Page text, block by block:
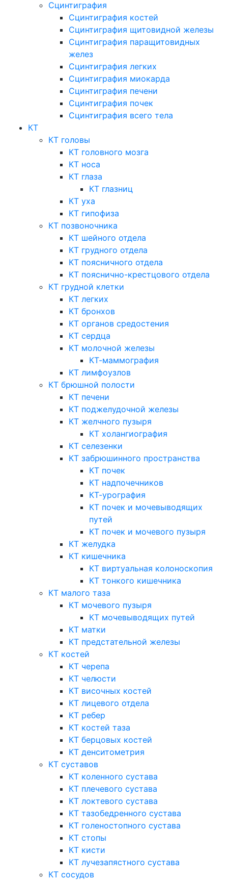
Сцинтиграфия
Сцинтиграфия костей
Сцинтиграфия щитовидной железы
Сцинтиграфия паращитовидных
желез
Сцинтиграфия легких
Сцинтиграфия миокарда
Сцинтиграфия печени
Сцинтиграфия почек
Сцинтиграфия всего тела
КТ
КТ головы
КТ головного мозга
КТ носа
КТ глаза
КТ глазниц
КТ уха
КТ гипофиза
КТ позвоночника
КТ шейного отдела
КТ грудного отдела
КТ поясничного отдела
КТ пояснично-крестцового отдела
КТ грудной клетки
КТ легких
КТ бронхов
КТ органов средостения
КТ сердца
КТ молочной железы
КТ-маммография
КТ лимфоузлов
КТ брюшной полости
КТ печени
КТ поджелудочной железы
КТ желчного пузыря
КТ холангиография
КТ селезенки
КТ забрюшинного пространства
КТ почек
КТ надпочечников
КТ-урография
КТ почек и мочевыводящих
путей
КТ почек и мочевого пузыря
КТ желудка
КТ кишечника
КТ виртуальная колоноскопия
КТ тонкого кишечника
КТ малого таза
КТ мочевого пузыря
КТ мочевыводящих путей
КТ матки
КТ предстательной железы
КТ костей
КТ черепа
КТ челюсти
КТ височных костей
КТ лицевого отдела
КТ ребер
КТ костей таза
КТ берцовых костей
КТ денситометрия
КТ суставов
КТ коленного сустава
КТ плечевого сустава
КТ локтевого сустава
КТ тазобедренного сустава
КТ голеностопного сустава
КТ стопы
КТ кисти
КТ лучезапястного сустава
КТ сосудов